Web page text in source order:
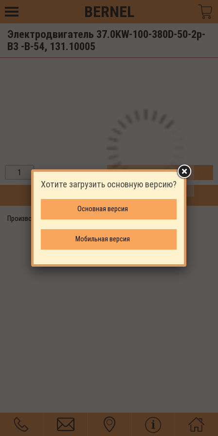
BERNEL
Электродвигатель 37.0KW-100-380D-50-2p-
B3 -B-54, 131.10005
ЗАКАЗАТЬ
Производитель: ALUP
Хотите загрузить основную версию?
Основная версия
Мобильная версия